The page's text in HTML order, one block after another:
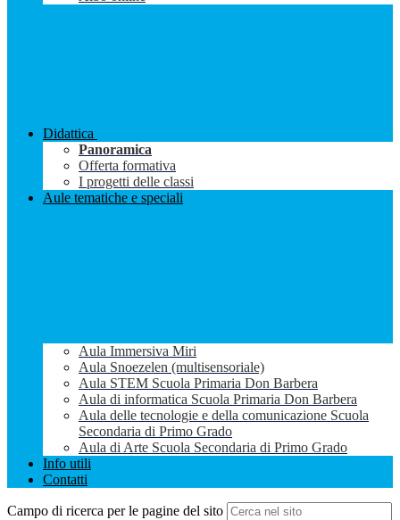
Didattica
Panoramica
Offerta formativa
I progetti delle classi
Aule tematiche e speciali
Aula Immersiva Miri
Aula Snoezelen (multisensoriale)
Aula STEM Scuola Primaria Don Barbera
Aula di informatica Scuola Primaria Don Barbera
Aula delle tecnologie e della comunicazione Scuola
Secondaria di Primo Grado
Aula di Arte Scuola Secondaria di Primo Grado
Info utili
Contatti
Campo di ricerca per le pagine del sito